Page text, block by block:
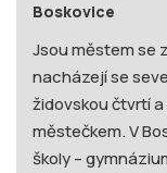
Boskovice
Jsou městem se
nacházejí se
židovskou čtvrtí
městečkem. V
školy –